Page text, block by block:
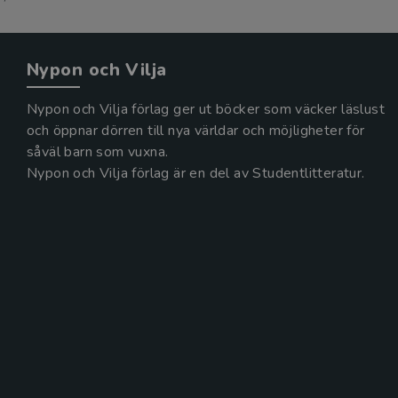
Nypon och Vilja
Nypon och Vilja förlag ger ut böcker som väcker läslust
och öppnar dörren till nya världar och möjligheter för
såväl barn som vuxna.
Nypon och Vilja förlag är en del av Studentlitteratur.